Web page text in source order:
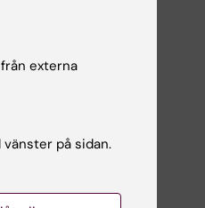
externa
på sidan.